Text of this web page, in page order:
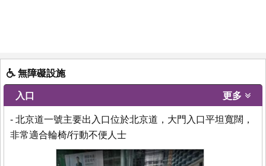
無障礙設施
入口 更多
- 北京道一號主要出入口位於北京道，大門入口平坦寬闊，
非常適合輪椅/行動不便人士